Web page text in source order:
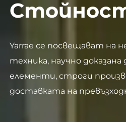
Yarrae се посвещават на
техника, научно
елементи, строги
доставката на